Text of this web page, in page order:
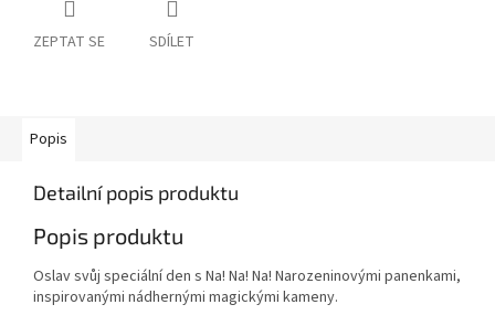
ZEPTAT SE SDÍLET
Popis
Detailní popis produktu
Popis produktu
Oslav svůj speciální den s Na! Na! Na! Narozeninovými panenkami,
inspirovanými nádhernými magickými kameny.